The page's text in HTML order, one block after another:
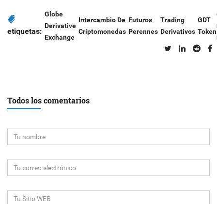
etiquetas:
Globe
Derivative
Exchange
Intercambio De
Criptomonedas
Futuros
Perennes
Trading
Derivativos
GDT
Token
Todos los comentarios